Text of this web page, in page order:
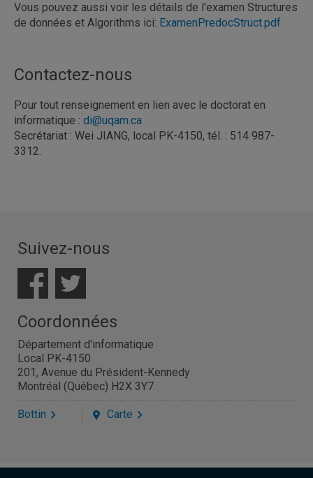
Vous pouvez aussi voir les détails de l'examen Structures
de données et Algorithms ici: ExamenPredocStruct.pdf
Contactez-nous
Pour tout renseignement en lien avec le doctorat en
informatique : di@uqam.ca
Secrétariat : Wei JIANG, local PK-4150, tél. : 514 987-
3312.
Suivez-nous
Coordonnées
Département d'informatique
Local PK-4150
201, Avenue du Président-Kennedy
Montréal (Québec) H2X 3Y7
Bottin Carte